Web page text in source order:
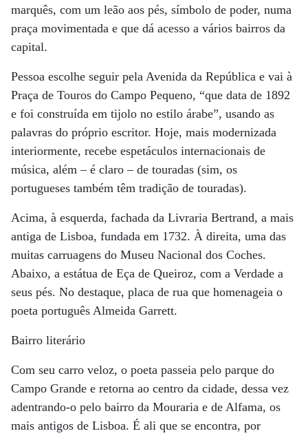
marquês, com um leão aos pés, símbolo de poder, numa
praça movimentada e que dá acesso a vários bairros da
capital.
Pessoa escolhe seguir pela Avenida da República e vai à
Praça de Touros do Campo Pequeno, “que data de 1892
e foi construída em tijolo no estilo árabe”, usando as
palavras do próprio escritor. Hoje, mais modernizada
interiormente, recebe espetáculos internacionais de
música, além – é claro – de touradas (sim, os
portugueses também têm tradição de touradas).
Acima, à esquerda, fachada da Livraria Bertrand, a mais
antiga de Lisboa, fundada em 1732. À direita, uma das
muitas carruagens do Museu Nacional dos Coches.
Abaixo, a estátua de Eça de Queiroz, com a Verdade a
seus pés. No destaque, placa de rua que homenageia o
poeta português Almeida Garrett.
Bairro literário
Com seu carro veloz, o poeta passeia pelo parque do
Campo Grande e retorna ao centro da cidade, dessa vez
adentrando-o pelo bairro da Mouraria e de Alfama, os
mais antigos de Lisboa. É ali que se encontra, por